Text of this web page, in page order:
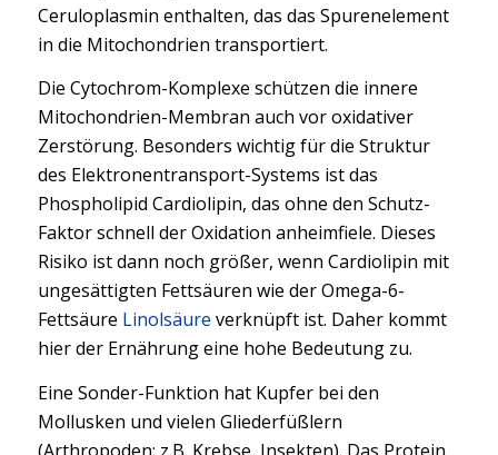
Ceruloplasmin enthalten, das das Spurenelement
in die Mitochondrien transportiert.
Die Cytochrom-Komplexe schützen die innere
Mitochondrien-Membran auch vor oxidativer
Zerstörung. Besonders wichtig für die Struktur
des Elektronentransport-Systems ist das
Phospholipid Cardiolipin, das ohne den Schutz-
Faktor schnell der Oxidation anheimfiele. Dieses
Risiko ist dann noch größer, wenn Cardiolipin mit
ungesättigten Fettsäuren wie der Omega-6-
Fettsäure Linolsäure verknüpft ist. Daher kommt
hier der Ernährung eine hohe Bedeutung zu.
Eine Sonder-Funktion hat Kupfer bei den
Mollusken und vielen Gliederfüßlern